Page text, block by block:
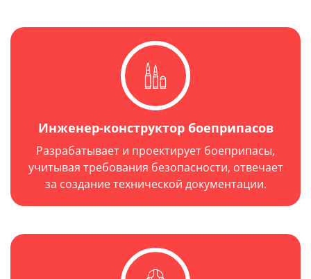
Инженер-конструктор боеприпасов
Разрабатывает и проектирует боеприпасы,
учитывая требования безопасности, отвечает
за создание технической документации.